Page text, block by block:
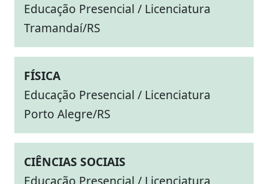
Educação Presencial / Licenciatura
Tramandaí/RS
FÍSICA
Educação Presencial / Licenciatura
Porto Alegre/RS
CIÊNCIAS SOCIAIS
Educação Presencial / Licenciatura